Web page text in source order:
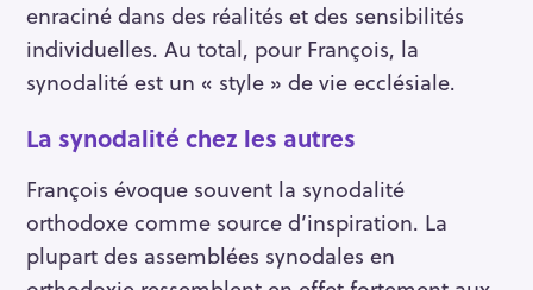
enraciné dans des réalités et des sensibilités
individuelles. Au total, pour François, la
synodalité est un « style » de vie ecclésiale.
La synodalité chez les autres
François évoque souvent la synodalité
orthodoxe comme source d’inspiration. La
plupart des assemblées synodales en